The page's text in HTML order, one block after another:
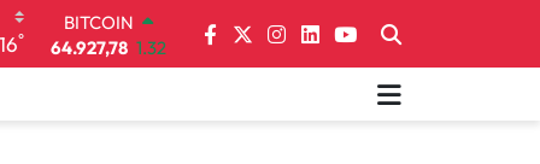
16°
DOLAR
47,5894 0.08
EURO